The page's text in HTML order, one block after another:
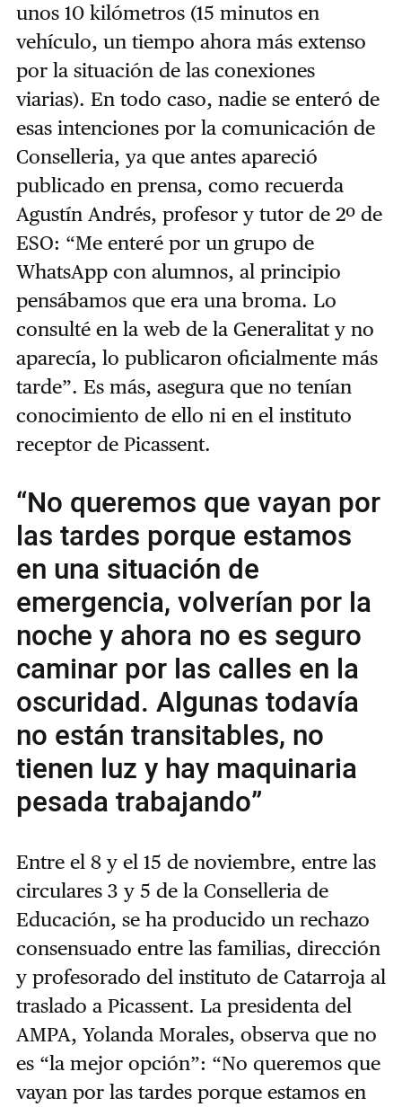
unos 10 kilómetros (15 minutos en
vehículo, un tiempo ahora más extenso
por la situación de las conexiones
viarias). En todo caso, nadie se enteró de
esas intenciones por la comunicación de
Conselleria, ya que antes apareció
publicado en prensa, como recuerda
Agustín Andrés, profesor y tutor de 2º de
ESO: “Me enteré por un grupo de
WhatsApp con alumnos, al principio
pensábamos que era una broma. Lo
consulté en la web de la Generalitat y no
aparecía, lo publicaron oficialmente más
tarde”. Es más, asegura que no tenían
conocimiento de ello ni en el instituto
receptor de Picassent.
“No queremos que vayan por
las tardes porque estamos
en una situación de
emergencia, volverían por la
noche y ahora no es seguro
caminar por las calles en la
oscuridad. Algunas todavía
no están transitables, no
tienen luz y hay maquinaria
pesada trabajando”
Entre el 8 y el 15 de noviembre, entre las
circulares 3 y 5 de la Conselleria de
Educación, se ha producido un rechazo
consensuado entre las familias, dirección
y profesorado del instituto de Catarroja al
traslado a Picassent. La presidenta del
AMPA, Yolanda Morales, observa que no
es “la mejor opción”: “No queremos que
vayan por las tardes porque estamos en